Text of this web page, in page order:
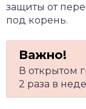
защиты от
под корень.
В открытом
2 раза в